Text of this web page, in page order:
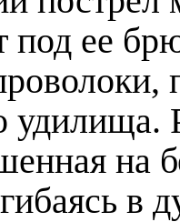
под ее
удилища.
на
в